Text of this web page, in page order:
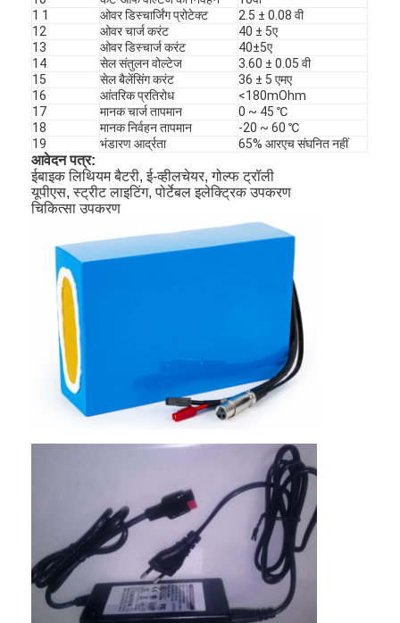
घर
उत्पादों
1 1
ओवर डिस्चार्जिंग प्रोटेक्ट
2.5 ± 0.08 वी
12
ओवर चार्ज करंट
40 ± 5ए
13
ओवर डिस्चार्ज करंट
40±5ए
14
सेल संतुलन वोल्टेज
3.60 ± 0.05 वी
15
सेल बैलेंसिंग करंट
36 ± 5 एमए
16
आंतरिक प्रतिरोध
<180mOhm
17
मानक चार्ज तापमान
0 ~ 45 ℃
18
मानक निर्वहन तापमान
-20 ~ 60 ℃
19
भंडारण आर्द्रता 65% आरएच संघनित नहीं
आवेदन पत्र:
ईबाइक लिथियम बैटरी, ई-व्हीलचेयर, गोल्फ ट्रॉली
यूपीएस, स्ट्रीट लाइटिंग, पोर्टेबल इलेक्ट्रिक उपकरण
चिकित्सा उपकरण